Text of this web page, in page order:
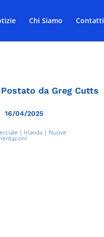
Chi Siamo Contatti
Postato da Greg Cutts
16/04/2025
| Irlanda| Nuove